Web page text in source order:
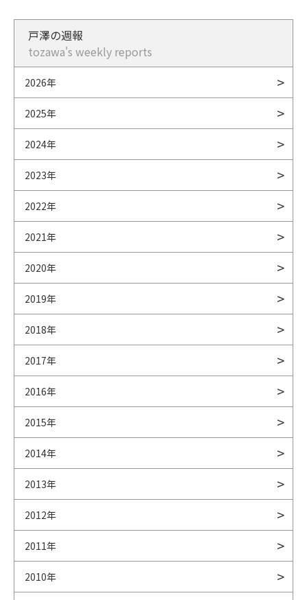
戸澤の週報
tozawa's weekly reports
2026年
2025年
2024年
2023年
2022年
2021年
2020年
2019年
2018年
2017年
2016年
2015年
2014年
2013年
2012年
2011年
2010年